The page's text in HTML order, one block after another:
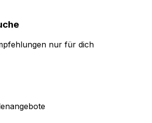
nur für dich